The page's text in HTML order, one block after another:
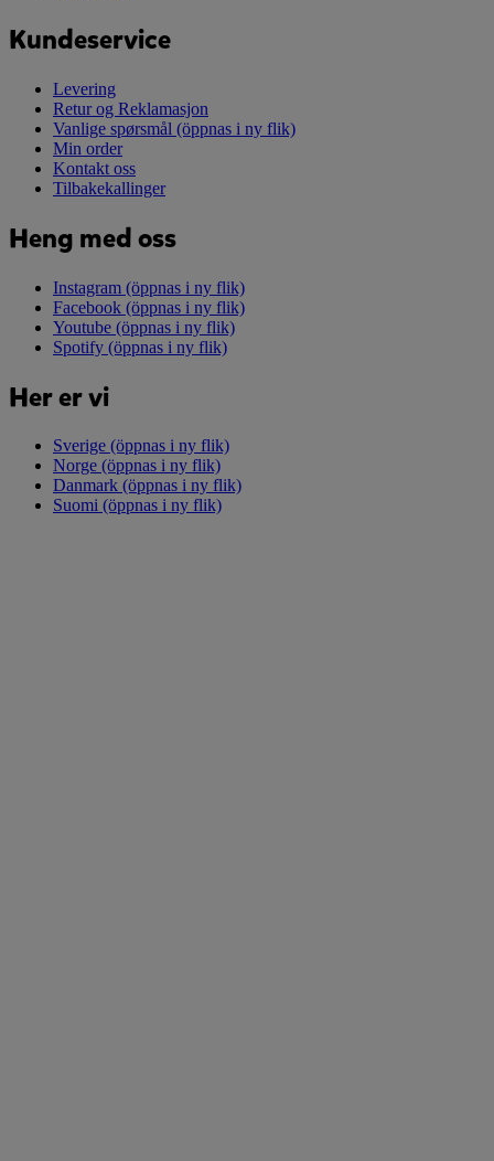
Kundeservice
Levering
Retur og Reklamasjon
Vanlige spørsmål (öppnas i ny flik)
Min order
Kontakt oss
Tilbakekallinger
Heng med oss
Instagram (öppnas i ny flik)
Facebook (öppnas i ny flik)
Youtube (öppnas i ny flik)
Spotify (öppnas i ny flik)
Her er vi
Sverige (öppnas i ny flik)
Norge (öppnas i ny flik)
Danmark (öppnas i ny flik)
Suomi (öppnas i ny flik)